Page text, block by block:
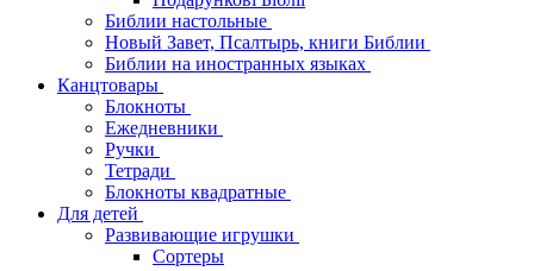
Библии настольные
Новый Завет, Псалтырь, книги Библии
Библии на иностранных языках
Канцтовары
Блокноты
Ежедневники
Ручки
Тетради
Блокноты квадратные
Для детей
Развивающие игрушки
Сортеры